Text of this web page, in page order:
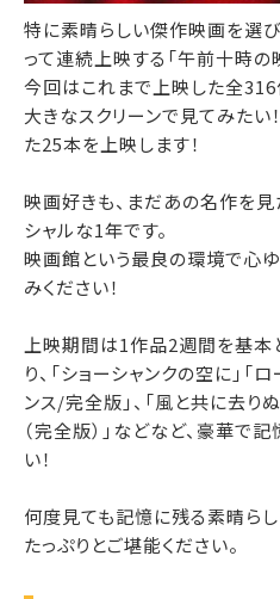
特に素晴らしい傑作映画を選
って連続上映する「午前十時の
今回はこれまで上映した全
大きなスクリーンで見てみたい
た25本を上映します！
映画好きも、まだあの名作を
シャルな1年です。
映画館という最良の環境で心
みください！
上映期間は1作品2週間を基本
り、「ショーシャンクの空に」「
ンス/完全版」、「風と共に去りぬ
（完全版）」などなど、豪華で
い！
何度見ても記憶に残る素晴らし
たっぷりとご堪能ください。